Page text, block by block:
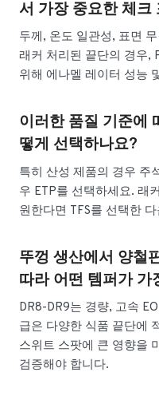
서 가장 중요한 체크
두께, 온도 일관성, 표면
래커 처리된 끝단의 경우,
위해 에나멜 레이터 성능
이러한 품질 기준에
떻게 선택하나요?
특히 산성 제품의 경우 주
우 ETP를 선택하세요. 래
원한다면 TFS를 선택한
뚜껑 생산에서 양철
따라 어떤 템퍼가 가
DR8-DR9는 경량, 고속
급은 다양한 식품 끝단에
스위트 스팟에 큰 영향을
검증해야 합니다.